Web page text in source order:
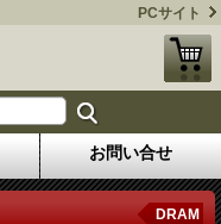
PCサイト
お問い合せ
DRAM